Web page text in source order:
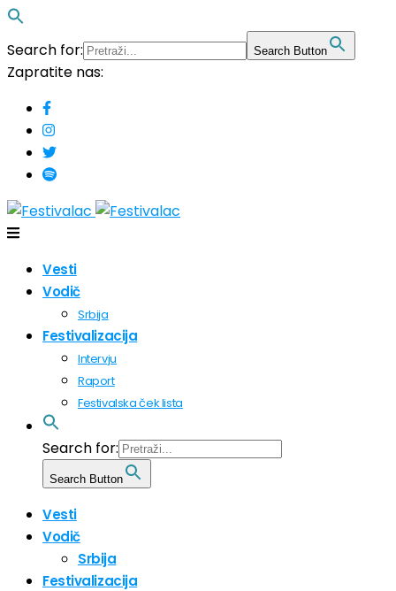
Search for: Search Button
Zapratite nas:
Vesti
Vodič
Srbija
Festivalizacija
Intervju
Raport
Festivalska ček lista
Search for:
Search Button
Vesti
Vodič
Srbija
Festivalizacija